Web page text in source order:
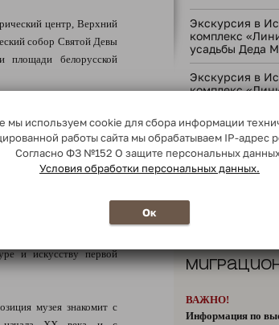
центр, Верхний
собор Святой Девы
площади белорусской
со знаменитой
визуальные
в зависимости от
и искусству первой
музея знакомит с
Экскурсия в
комплекс
усадьбы Деда
Экскурсия в
комплекс
Экскурсия в
ВАЖНО!
Информация по
мы используем cookie для сбора информации
работы сайта мы обрабатываем IP-адрес
Согласно ФЗ №152 О защите персональных
Условия обработки персональных данных.
Ок